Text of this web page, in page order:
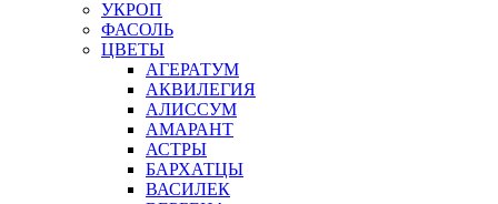
УКРОП
ФАСОЛЬ
ЦВЕТЫ
АГЕРАТУМ
АКВИЛЕГИЯ
АЛИССУМ
АМАРАНТ
АСТРЫ
БАРХАТЦЫ
ВАСИЛЕК